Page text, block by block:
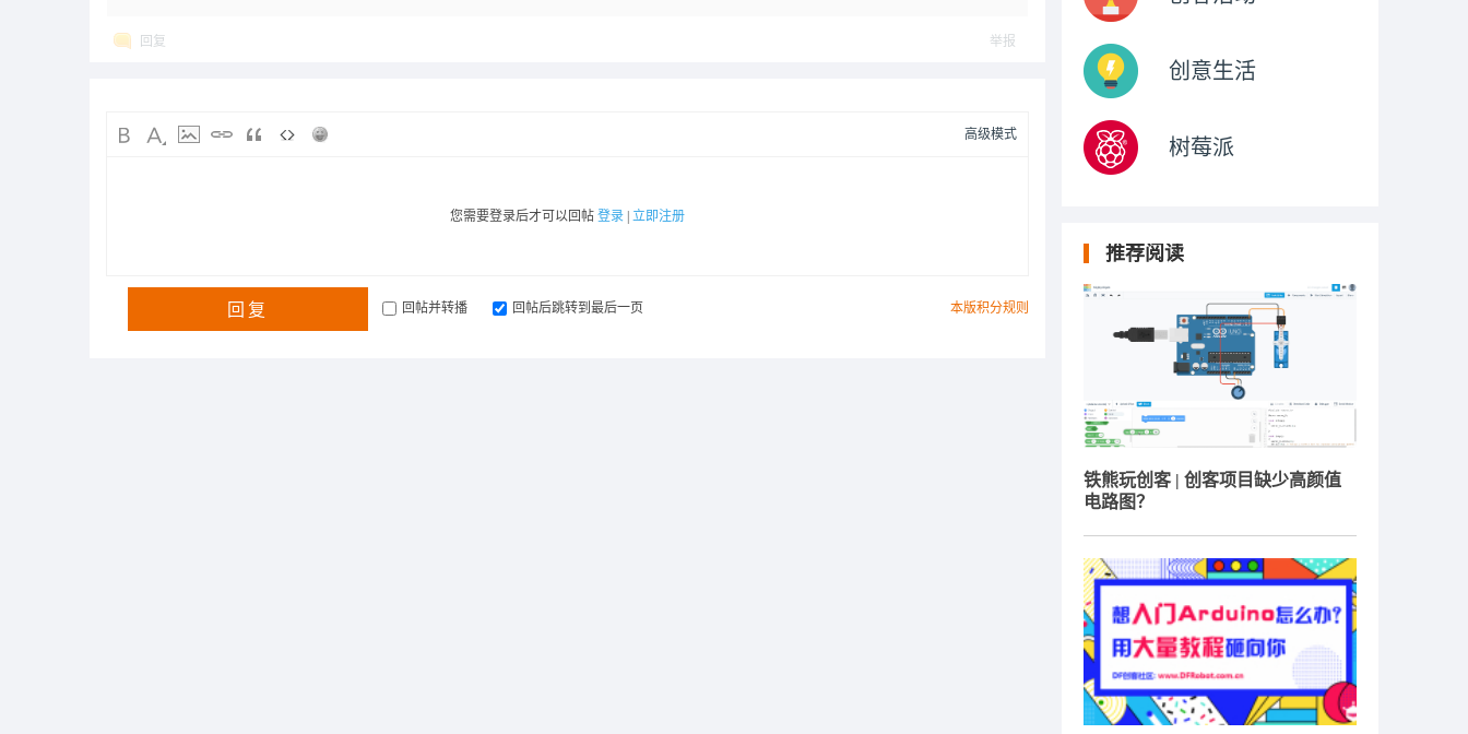
回复 举报
高级模式
您需要登录后才可以回帖 登录 立即注册
本版积分规则
回复 回帖并转播 回帖后跳转到最后一页
创意生活
树莓派
推荐阅读
铁熊玩创客 | 创客项目缺少高颜值
电路图？